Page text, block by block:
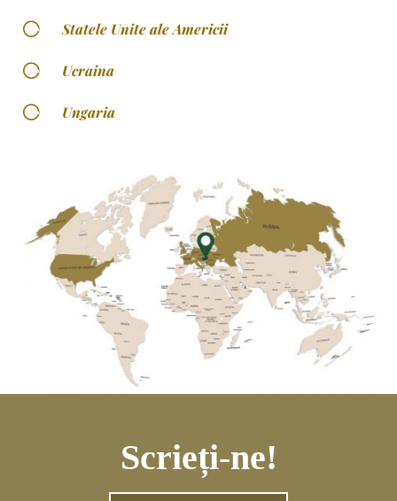
[ Statele Unite ale Americii
[ Ucraina
[ Ungaria
Scrieți-ne!